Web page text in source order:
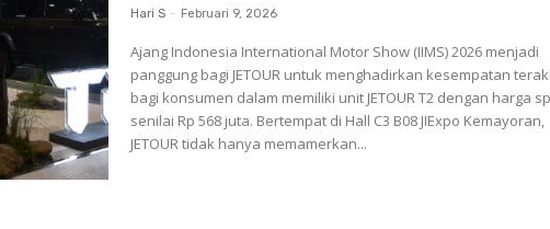
Hari S - Februari 9, 2026
Ajang Indonesia International Motor Show (IIMS) 2026 menjadi
panggung bagi JETOUR untuk menghadirkan kesempatan
bagi konsumen dalam memiliki unit JETOUR T2 dengan harga
senilai Rp 568 juta. Bertempat di Hall C3 B08 JIExpo Kemayoran,
JETOUR tidak hanya memamerkan...